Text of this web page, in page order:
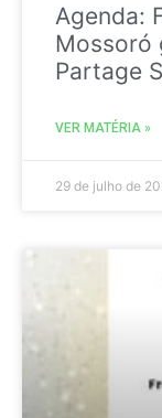
Agenda:
Mossoró
Partage
VER MATÉRIA »
29 de julho de